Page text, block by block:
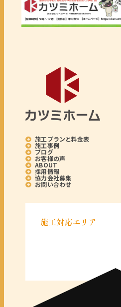
施工プランと料金表
施工事例
ブログ
お客様の声
ABOUT
採用情報
協力会社募集
お問い合わせ
施工対応エリア